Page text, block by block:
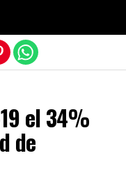
el 34%
de